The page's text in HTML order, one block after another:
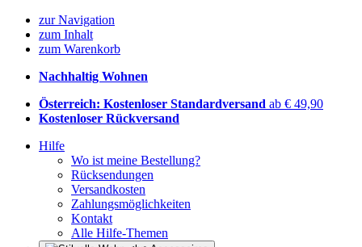
zur Navigation
zum Inhalt
zum Warenkorb
Nachhaltig Wohnen
Österreich: Kostenloser Standardversand ab € 49,90
Kostenloser Rückversand
Hilfe
Wo ist meine Bestellung?
Rücksendungen
Versandkosten
Zahlungsmöglichkeiten
Kontakt
Alle Hilfe-Themen